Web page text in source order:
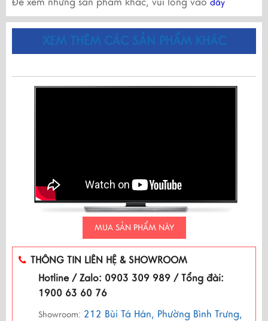
đây
XEM THÊM CÁC SẢN PHẨM KHÁC
MUA SẢN PHẨM NÀY
THÔNG TIN LIÊN HỆ & SHOWROOM
Hotline / Zalo: 0903 309 989 / Tổng đài:
1900 63 60 76
Showroom: 212 Bùi Tá Hán, Phường Bình Trưng,